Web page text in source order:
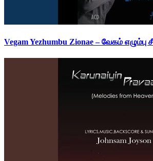
Vegam Yezhumbu Zionae – வேகம்